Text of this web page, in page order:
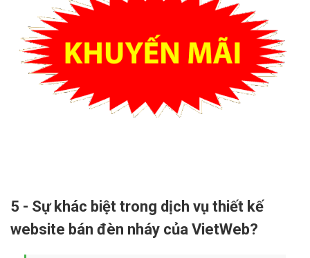
5 - Sự khác biệt trong dịch vụ thiết kế
website bán đèn nháy của VietWeb?